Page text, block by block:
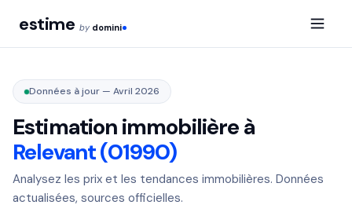
estime by domini
Données à jour — Avril 2026
Estimation immobilière à
Relevant (01990)
Analysez les prix et les tendances immobilières. Données
actualisées, sources officielles.